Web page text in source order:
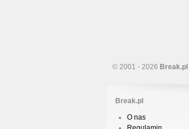
© 2001 - 2026 Break.pl
Break.pl
O nas